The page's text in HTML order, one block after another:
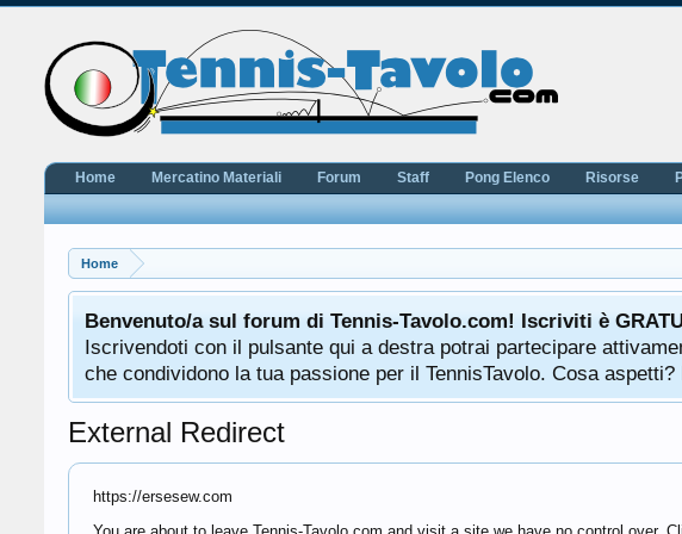
Home
Benvenuto/a sul forum di Tennis-Tavolo.com! Iscriviti è
Iscrivendoti con il pulsante qui a destra potrai partecipare
che condividono la tua passione per il TennisTavolo. Cosa
External Redirect
https://ersesew.com
Home Mercatino Materiali Forum Staff Pong Elenco Risorse